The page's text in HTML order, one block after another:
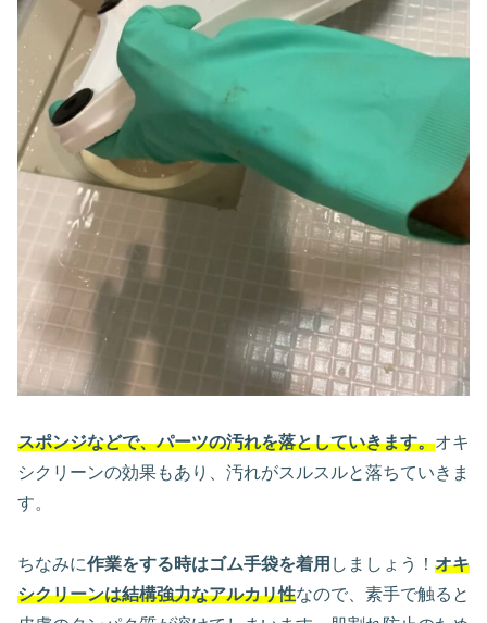
スポンジなどで、パーツの汚れを落としていきます。オキ
シクリーンの効果もあり、汚れがスルスルと落ちていきま
す。
ちなみに作業をする時はゴム手袋を着用 しましょう！ オキ
シクリーンは結構強力なアルカリ性なので、素手で触ると